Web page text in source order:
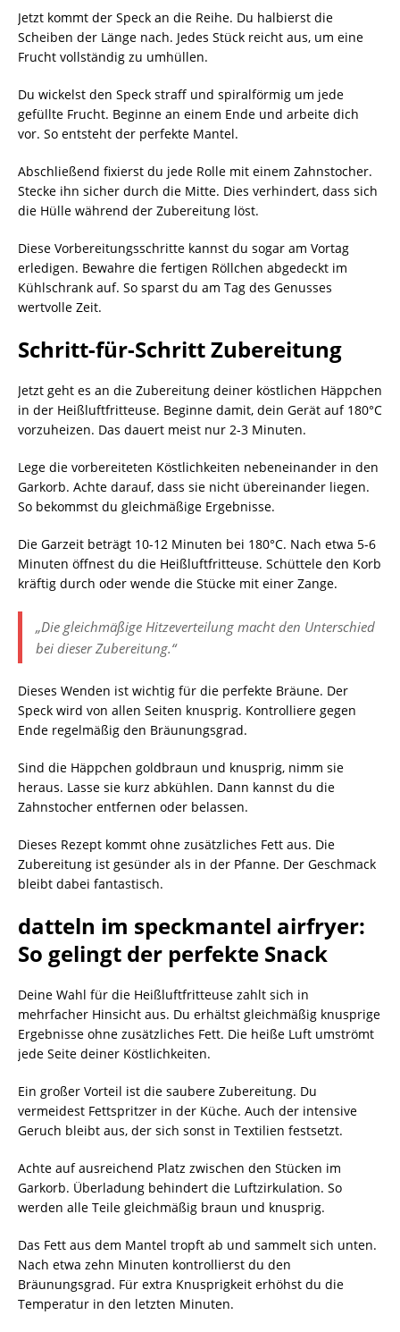
Jetzt kommt der Speck an die Reihe. Du halbierst die
Scheiben der Länge nach. Jedes Stück reicht aus, um eine
Frucht vollständig zu umhüllen.
Du wickelst den Speck straff und spiralförmig um jede
gefüllte Frucht. Beginne an einem Ende und arbeite dich
vor. So entsteht der perfekte Mantel.
Abschließend fixierst du jede Rolle mit einem Zahnstocher.
Stecke ihn sicher durch die Mitte. Dies verhindert, dass sich
die Hülle während der Zubereitung löst.
Diese Vorbereitungsschritte kannst du sogar am Vortag
erledigen. Bewahre die fertigen Röllchen abgedeckt im
Kühlschrank auf. So sparst du am Tag des Genusses
wertvolle Zeit.
Schritt-für-Schritt Zubereitung
Jetzt geht es an die Zubereitung deiner köstlichen Häppchen
in der Heißluftfritteuse. Beginne damit, dein Gerät auf 180°C
vorzuheizen. Das dauert meist nur 2-3 Minuten.
Lege die vorbereiteten Köstlichkeiten nebeneinander in den
Garkorb. Achte darauf, dass sie nicht übereinander liegen.
So bekommst du gleichmäßige Ergebnisse.
Die Garzeit beträgt 10-12 Minuten bei 180°C. Nach etwa 5-6
Minuten öffnest du die Heißluftfritteuse. Schüttele den Korb
kräftig durch oder wende die Stücke mit einer Zange.
„Die gleichmäßige Hitzeverteilung macht den Unterschied
bei dieser Zubereitung.“
Dieses Wenden ist wichtig für die perfekte Bräune. Der
Speck wird von allen Seiten knusprig. Kontrolliere gegen
Ende regelmäßig den Bräunungsgrad.
Sind die Häppchen goldbraun und knusprig, nimm sie
heraus. Lasse sie kurz abkühlen. Dann kannst du die
Zahnstocher entfernen oder belassen.
Dieses Rezept kommt ohne zusätzliches Fett aus. Die
Zubereitung ist gesünder als in der Pfanne. Der Geschmack
bleibt dabei fantastisch.
datteln im speckmantel airfryer:
So gelingt der perfekte Snack
Deine Wahl für die Heißluftfritteuse zahlt sich in
mehrfacher Hinsicht aus. Du erhältst gleichmäßig knusprige
Ergebnisse ohne zusätzliches Fett. Die heiße Luft umströmt
jede Seite deiner Köstlichkeiten.
Ein großer Vorteil ist die saubere Zubereitung. Du
vermeidest Fettspritzer in der Küche. Auch der intensive
Geruch bleibt aus, der sich sonst in Textilien festsetzt.
Achte auf ausreichend Platz zwischen den Stücken im
Garkorb. Überladung behindert die Luftzirkulation. So
werden alle Teile gleichmäßig braun und knusprig.
Das Fett aus dem Mantel tropft ab und sammelt sich unten.
Nach etwa zehn Minuten kontrollierst du den
Bräunungsgrad. Für extra Knusprigkeit erhöhst du die
Temperatur in den letzten Minuten.